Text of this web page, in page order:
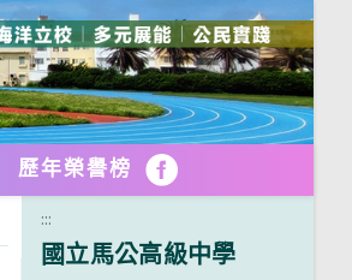
歷年榮譽榜 FB
:::
國立馬公高級中學